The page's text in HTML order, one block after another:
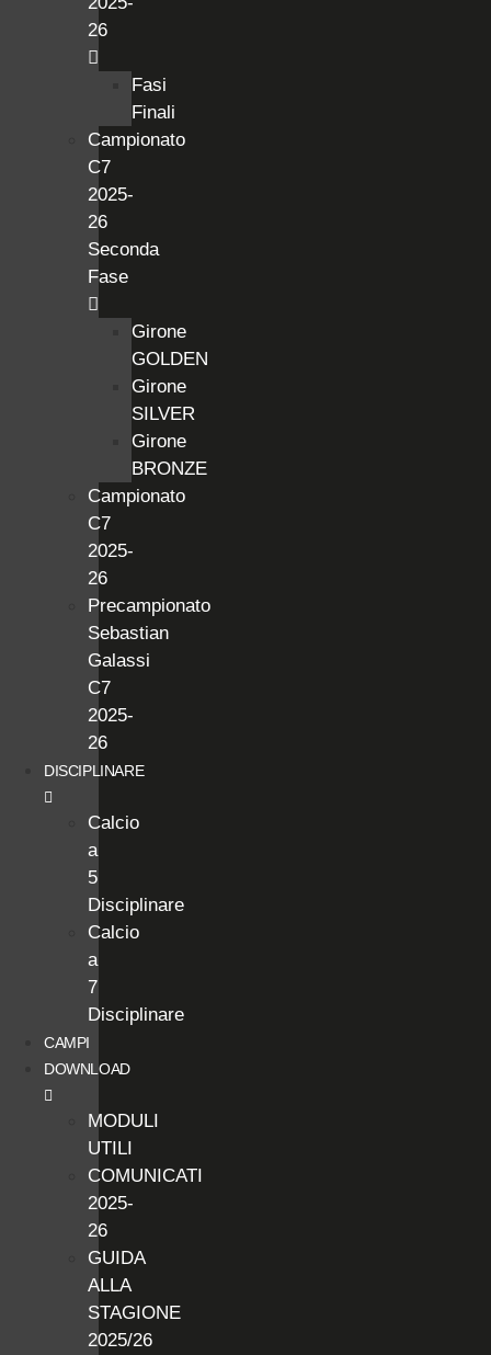
26
Fasi
Finali
Campionato
C7
2025-
26
Seconda
Fase
Girone
GOLDEN
Girone
SILVER
Girone
BRONZE
Campionato
C7
2025-
26
Precampionato
Sebastian
Galassi
C7
2025-
26
DISCIPLINARE
Calcio
a
5
Disciplinare
Calcio
a
7
Disciplinare
CAMPI
DOWNLOAD
MODULI
UTILI
COMUNICATI
2025-
26
GUIDA
ALLA
STAGIONE
2025/26